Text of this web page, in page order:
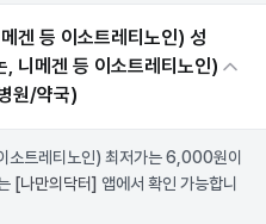
겐 등 이소트레티노인) 성
니메겐 등 이소트레티노인)
원/약국)
소트레티노인) 최저가는 6,000원이
[나만의닥터] 앱에서 확인 가능합니